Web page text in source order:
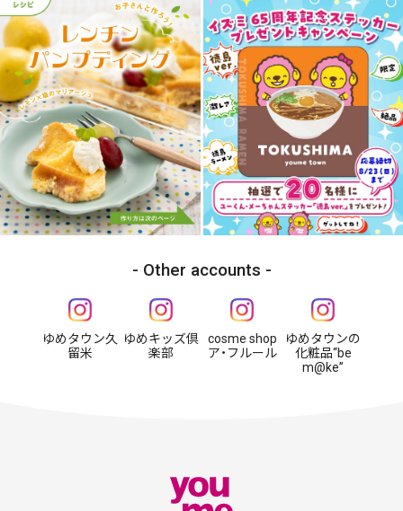
Other accounts
ゆめタウン久
留米
ゆめキッズ倶
楽部
cosme shop
ア・フルール
ゆめタウンの
化粧品“be
m@ke”